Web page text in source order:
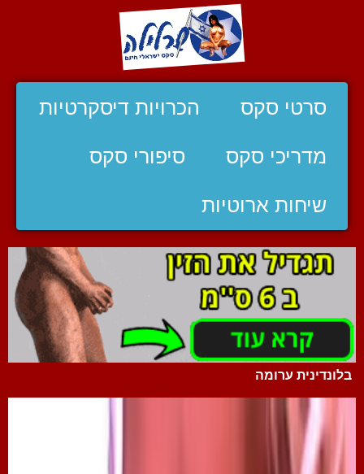
סרטי סקס הכרויות דיסקרטיות
מדריכי סקס סיפורי סקס
שיחות ארוטיות
בלונדינית ערומה